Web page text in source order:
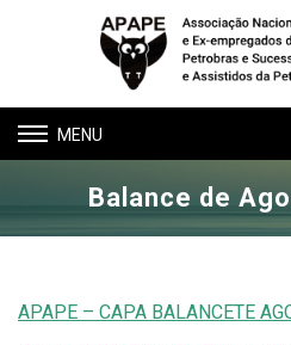
Toggle
navigation
Balance de
APAPE – CAPA BALANCETE